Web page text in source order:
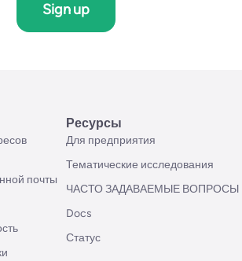
Sign up
почты
Ресурсы
Для предприятия
Тематические исследования
ЧАСТО ЗАДАВАЕМЫЕ ВОПРОСЫ
Docs
Статус